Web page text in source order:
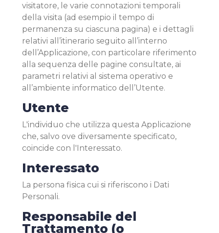
visitatore, le varie connotazioni temporali
della visita (ad esempio il tempo di
permanenza su ciascuna pagina) e i dettagli
relativi all’itinerario seguito all’interno
dell’Applicazione, con particolare riferimento
alla sequenza delle pagine consultate, ai
parametri relativi al sistema operativo e
all’ambiente informatico dell’Utente.
Utente
L'individuo che utilizza questa Applicazione
che, salvo ove diversamente specificato,
coincide con l'Interessato.
Interessato
La persona fisica cui si riferiscono i Dati
Personali.
Responsabile del
Trattamento (o